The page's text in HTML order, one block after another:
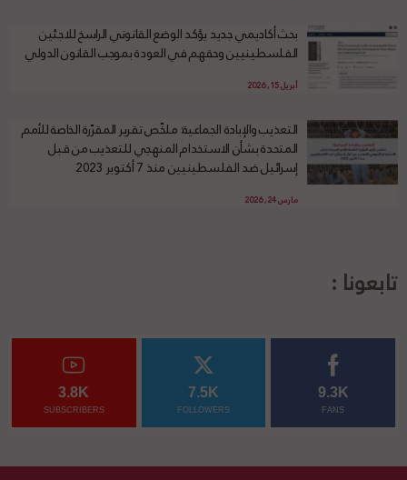
بحث أكاديمي جديد يؤكد الوضع القانوني الراسخ للاجئين
الفلسطينيين وحقهم في العودة بموجب القانون الدولي
أبريل 15, 2026
التعذيب والإبادة الجماعية: ملخّص تقرير المقرّرة الخاصة للأمم
المتحدة بشأن الاستخدام المنهجي للتعذيب من قبل
إسرائيل ضد الفلسطينيين منذ 7 أكتوبر 2023
مارس 24, 2026
تابعونا :
9.3K
FANS
7.5K
FOLLOWERS
3.8K
SUBSCRIBERS